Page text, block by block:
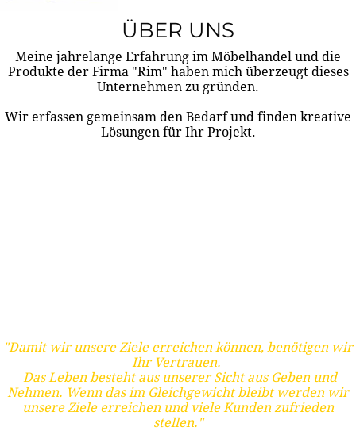
ÜBER UNS
Meine jahrelange Erfahrung im Möbelhandel und die
Produkte der Firma "Rim" haben mich überzeugt dieses
Unternehmen zu gründen.
Wir erfassen gemeinsam den Bedarf und finden kreative
Lösungen für Ihr Projekt.
"Damit wir unsere Ziele erreichen können, benötigen wir
Ihr Vertrauen.
Das Leben besteht aus unserer Sicht aus Geben und
Nehmen. Wenn das im Gleichgewicht bleibt werden wir
unsere Ziele erreichen und viele Kunden zufrieden
stellen."